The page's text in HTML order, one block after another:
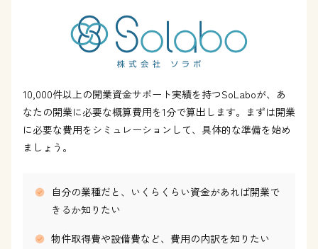
10,000件以上の開業資金サポート実績を持つSoLaboが、あ
なたの開業に必要な概算費用を1分で算出します。まずは開業
に必要な費用をシミュレーションして、具体的な準備を始め
ましょう。
自分の業種だと、いくらくらい資金があれば開業で
きるか知りたい
物件取得費や設備費など、費用の内訳を知りたい